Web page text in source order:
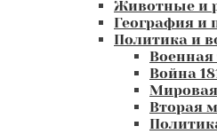
Животные и
География и
Политика и
Война
Вторая